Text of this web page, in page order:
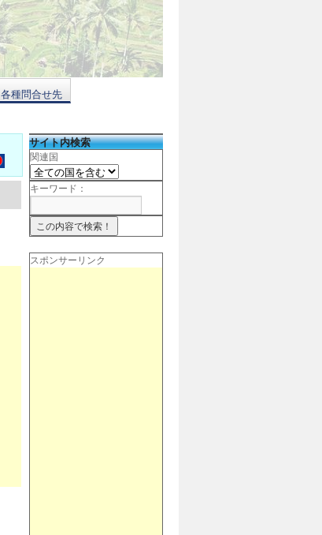
各種問合せ先
サイト内検索
関連国
キーワード：
スポンサーリンク